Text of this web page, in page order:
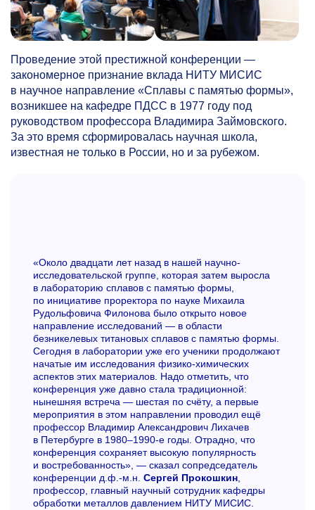
Проведение этой престижной конференции —
закономерное признание вклада НИТУ МИСИС
в научное направление «Сплавы с памятью формы»,
возникшее на кафедре ПДСС в 1977 году под
руководством профессора Владимира Займовского.
За это время сформировалась научная школа,
известная не только в России, но и за рубежом.
«Около двадцати лет назад в нашей научно-
исследовательской группе, которая затем выросла
в лабораторию сплавов с памятью формы,
по инициативе проректора по науке Михаила
Рудольфовича Филонова было открыто новое
направление исследований — в области
безникелевых титановых сплавов с памятью формы.
Сегодня в лаборатории уже его ученики продолжают
начатые им исследования физико-химических
аспектов этих материалов. Надо отметить, что
конференция уже давно стала традиционной:
нынешняя встреча — шестая по счёту, а первые
мероприятия в этом направлении проводил ещё
профессор Владимир Александрович Лихачев
в Петербурге в 1980–1990-е годы. Отрадно, что
конференция сохраняет высокую популярность
и востребованность», — сказал сопредседатель
конференции д.ф.-м.н. Сергей Прокошкин,
профессор, главный научный сотрудник кафедры
обработки металлов давлением НИТУ МИСИС.